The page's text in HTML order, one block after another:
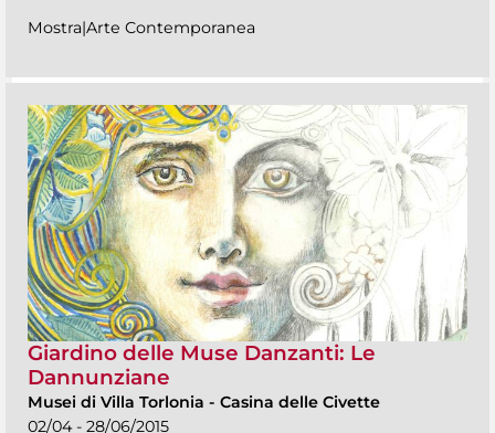
Mostra|Arte Contemporanea
Giardino delle Muse Danzanti: Le
Dannunziane
Musei di Villa Torlonia - Casina delle Civette
02/04 - 28/06/2015